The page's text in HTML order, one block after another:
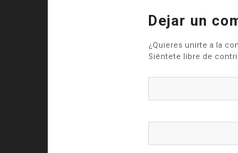
Dejar un
¿Quieres unirte a la
Siéntete libre de